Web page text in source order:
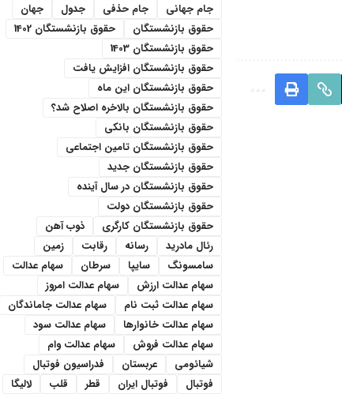
جام جهانی
جام حذفی جدول
جهان
حقوق بازنشستگان
حقوق بازنشستگان 1402
حقوق بازنشستگان 1403
حقوق بازنشستگان افزایش یافت
حقوق بازنشستگان این ماه
حقوق بازنشستگان بالاخره اصلاح شد؟
حقوق بازنشستگان بانکی
حقوق بازنشستگان تامین اجتماعی
حقوق بازنشستگان جدید
حقوق بازنشستگان در سال آینده
حقوق بازنشستگان دولت
حقوق بازنشستگان کارگری
ذوب آهن
رئال مادرید
رسانه رقابت
زمین
سامسونگ
سایپا سرطان
سهام عدالت
سهام عدالت ارزش
سهام عدالت امروز
سهام عدالت ثبت نام
سهام عدالت جاماندگان
سهام عدالت خانوارها
سهام عدالت سود
سهام عدالت فروش
سهام عدالت وام
شیائومی
عربستان
فدراسیون فوتبال
فوتبال
فوتبال ایران قطر قلب
لالیگا